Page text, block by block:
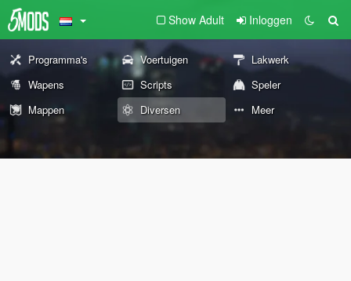
Show Adult Inloggen
Programma's Voertuigen
Lakwerk
Wapens
Scripts
Speler
Mappen
Diversen Meer